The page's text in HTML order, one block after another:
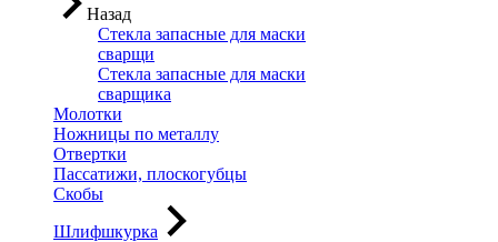
Назад
Стекла запасные для маски
сварщи
Стекла запасные для маски
сварщика
Молотки
Ножницы по металлу
Отвертки
Пассатижи, плоскогубцы
Скобы
Шлифшкурка